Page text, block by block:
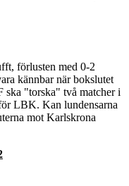
förlusten med 0-2
kännbar när bokslutet
ska "torska" två matcher i
LBK. Kan lundensarna
mot Karlskrona